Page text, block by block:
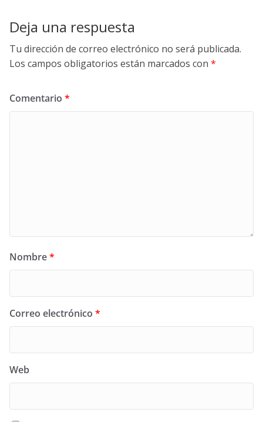
Deja una respuesta
Tu dirección de correo electrónico no será publicada.
Los campos obligatorios están marcados con *
Comentario *
Nombre*
Correo electrónico *
Web